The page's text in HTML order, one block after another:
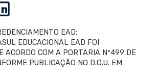
EAD:
EDUCACIONAL EAD FOI
ACORDO COM A PORTARIA Nº499 DE
PUBLICAÇÃO NO D.O.U. EM